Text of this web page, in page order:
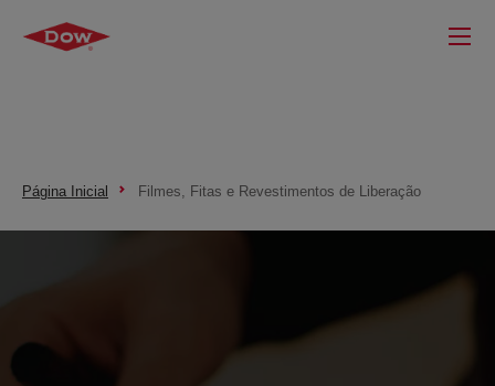
Página Inicial Filmes, Fitas e Revestimentos de Liberação